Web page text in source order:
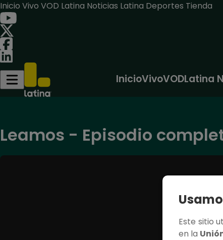
Inicio Vivo VOD Latina Noticias Latina Deportes Tienda
InicioVivoVODLatina
Leamos - Episodio
Este sitio
en la